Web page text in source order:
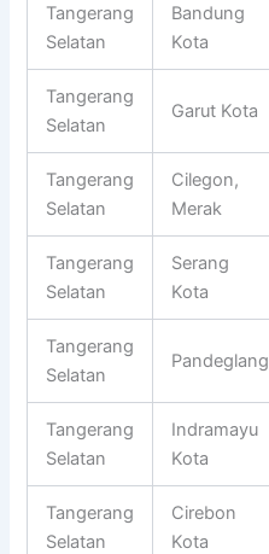
Tangerang
Selatan
Bandung
Kota
Tangerang
Selatan
Garut Kota
Tangerang
Selatan
Cilegon,
Merak
Tangerang
Selatan
Serang
Kota
Tangerang
Selatan
Pandeglang
Tangerang
Selatan
Indramayu
Kota
Tangerang
Selatan
Cirebon
Kota